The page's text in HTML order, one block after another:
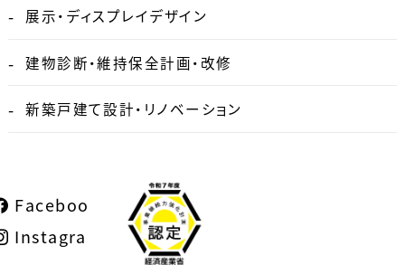
展示・ディスプレイデザイン
建物診断・維持保全計画・改修
新築戸建て設計・リノベーション
Facebook
Instagram